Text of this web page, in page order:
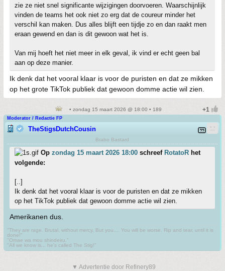
zie ze niet snel significante wijzigingen doorvoeren. Waarschijnlijk
vinden de teams het ook niet zo erg dat de coureur minder het
verschil kan maken. Dus alles blijft een tijdje zo en dan raakt men
eraan gewend en dan is dit gewoon wat het is.
Van mij hoeft het niet meer in elk geval, ik vind er echt geen bal
aan op deze manier.
Ik denk dat het vooral klaar is voor de puristen en dat ze mikken
op het grote TikTok publiek dat gewoon domme actie wil zien.
• zondag 15 maart 2026 @ 18:00 • 189
Moderator / Redactie FP
TheStigsDutchCousin
Brabo Bastard
Op zondag 15 maart 2026 18:00 schreef RotatoR het
volgende:
[..]
Ik denk dat het vooral klaar is voor de puristen en dat ze mikken
op het TikTok publiek dat gewoon domme actie wil zien.
Amerikanen dus.
"They are rage. Brutal, without mercy. But you.... You will be worse. Rip and tear, until it is
done!"
"Omae wa mou shindeiru."
"All we know is... he's called The Stig!"
▼ Advertentie door Refinery89